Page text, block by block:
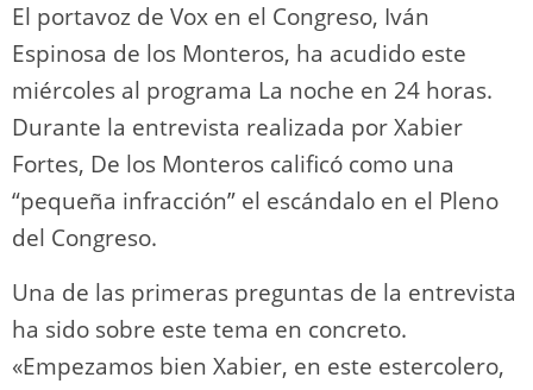
El portavoz de Vox en el Congreso, Iván
Espinosa de los Monteros, ha acudido este
miércoles al programa La noche en 24 horas.
Durante la entrevista realizada por Xabier
Fortes, De los Monteros calificó como una
“pequeña infracción” el escándalo en el Pleno
del Congreso.
Una de las primeras preguntas de la entrevista
ha sido sobre este tema en concreto.
«Empezamos bien Xabier, en este estercolero,